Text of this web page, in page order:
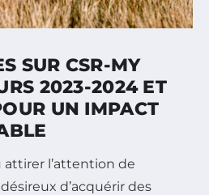
SUR CSR-MY
2023-2024 ET
UN IMPACT
attirer l’attention de
d’acquérir des